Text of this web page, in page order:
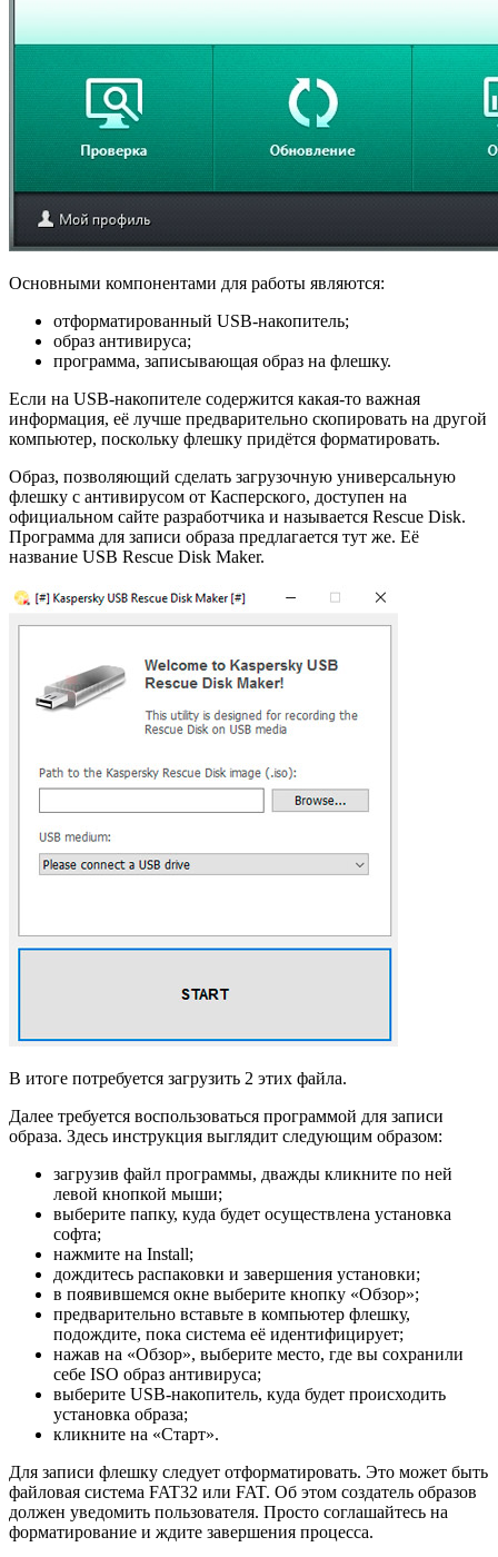
Основными компонентами для работы являются:
отформатированный USB-накопитель;
образ антивируса;
программа, записывающая образ на флешку.
Если на USB-накопителе содержится какая-то важная
информация, её лучше предварительно скопировать на другой
компьютер, поскольку флешку придётся форматировать.
Образ, позволяющий сделать загрузочную универсальную
флешку с антивирусом от Касперского, доступен на
официальном сайте разработчика и называется Rescue Disk.
Программа для записи образа предлагается тут же. Её
название USB Rescue Disk Maker.
В итоге потребуется загрузить 2 этих файла.
Далее требуется воспользоваться программой для записи
образа. Здесь инструкция выглядит следующим образом:
загрузив файл программы, дважды кликните по ней
левой кнопкой мыши;
выберите папку, куда будет осуществлена установка
софта;
нажмите на Install;
дождитесь распаковки и завершения установки;
в появившемся окне выберите кнопку «Обзор»;
предварительно вставьте в компьютер флешку,
подождите, пока система её идентифицирует;
нажав на «Обзор», выберите место, где вы сохранили
себе ISO образ антивируса;
выберите USB-накопитель, куда будет происходить
установка образа;
кликните на «Старт».
Для записи флешку следует отформатировать. Это может быть
файловая система FAT32 или FAT. Об этом создатель образов
должен уведомить пользователя. Просто соглашайтесь на
форматирование и ждите завершения процесса.